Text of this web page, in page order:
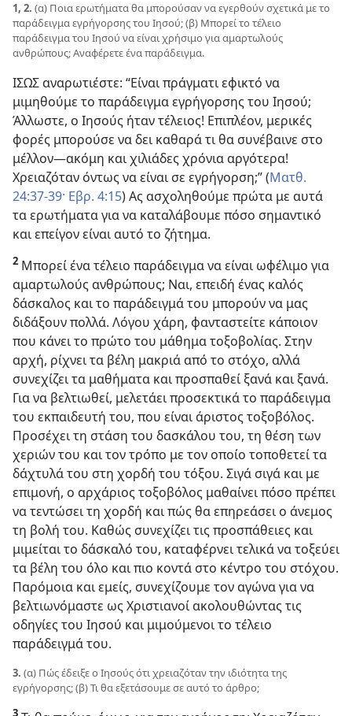
1, 2. (α) Ποια ερωτήματα θα μπορούσαν να εγερθούν σχετικά με το
παράδειγμα εγρήγορσης του Ιησού; (β) Μπορεί το τέλειο
παράδειγμα του Ιησού να είναι χρήσιμο για αμαρτωλούς
ανθρώπους; Αναφέρετε ένα παράδειγμα.
ΙΣΩΣ αναρωτιέστε: “Είναι πράγματι εφικτό να
μιμηθούμε το παράδειγμα εγρήγορσης του Ιησού;
Άλλωστε, ο Ιησούς ήταν τέλειος! Επιπλέον, μερικές
φορές μπορούσε να δει καθαρά τι θα συνέβαινε στο
μέλλον​—ακόμη και χιλιάδες χρόνια αργότερα!
Χρειαζόταν όντως να είναι σε εγρήγορση;” (Ματθ.
24:37-39· Εβρ. 4:15) Ας ασχοληθούμε πρώτα με αυτά
τα ερωτήματα για να καταλάβουμε πόσο σημαντικό
και επείγον είναι αυτό το ζήτημα.
2 Μπορεί ένα τέλειο παράδειγμα να είναι ωφέλιμο για
αμαρτωλούς ανθρώπους; Ναι, επειδή ένας καλός
δάσκαλος και το παράδειγμά του μπορούν να μας
διδάξουν πολλά. Λόγου χάρη, φανταστείτε κάποιον
που κάνει το πρώτο του μάθημα τοξοβολίας. Στην
αρχή, ρίχνει τα βέλη μακριά από το στόχο, αλλά
συνεχίζει τα μαθήματα και προσπαθεί ξανά και ξανά.
Για να βελτιωθεί, μελετάει προσεκτικά το παράδειγμα
του εκπαιδευτή του, που είναι άριστος τοξοβόλος.
Προσέχει τη στάση του δασκάλου του, τη θέση των
χεριών του και τον τρόπο με τον οποίο τοποθετεί τα
δάχτυλά του στη χορδή του τόξου. Σιγά σιγά και με
επιμονή, ο αρχάριος τοξοβόλος μαθαίνει πόσο πρέπει
να τεντώσει τη χορδή και πώς θα επηρεάσει ο άνεμος
τη βολή του. Καθώς συνεχίζει τις προσπάθειες και
μιμείται το δάσκαλό του, καταφέρνει τελικά να τοξεύει
τα βέλη του όλο και πιο κοντά στο κέντρο του στόχου.
Παρόμοια και εμείς, συνεχίζουμε τον αγώνα για να
βελτιωνόμαστε ως Χριστιανοί ακολουθώντας τις
οδηγίες του Ιησού και μιμούμενοι το τέλειο
παράδειγμά του.
3. (α) Πώς έδειξε ο Ιησούς ότι χρειαζόταν την ιδιότητα της
εγρήγορσης; (β) Τι θα εξετάσουμε σε αυτό το άρθρο;
3